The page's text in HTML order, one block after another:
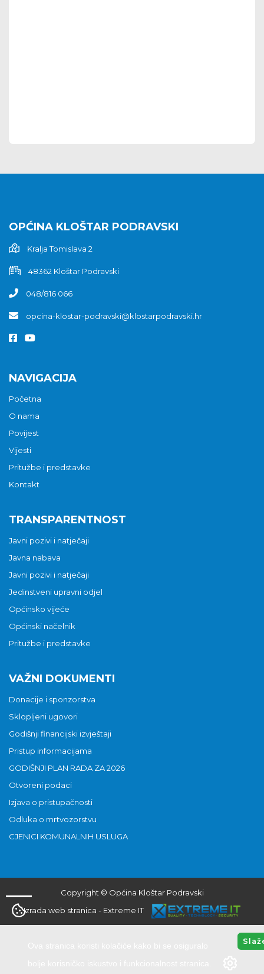
OPĆINA KLOŠTAR PODRAVSKI
Kralja Tomislava 2
48362 Kloštar Podravski
048/816 066
opcina-klostar-podravski@klostarpodravski.hr
NAVIGACIJA
Početna
O nama
Povijest
Vijesti
Pritužbe i predstavke
Kontakt
TRANSPARENTNOST
Javni pozivi i natječaji
Javna nabava
Javni pozivi i natječaji
Jedinstveni upravni odjel
Općinsko vijeće
Općinski načelnik
Pritužbe i predstavke
VAŽNI DOKUMENTI
Donacije i sponzorstva
Sklopljeni ugovori
Godišnji financijski izvještaji
Pristup informacijama
GODIŠNJI PLAN RADA ZA 2026
Otvoreni podaci
Izjava o pristupačnosti
Odluka o mrtvozorstvu
CJENICI KOMUNALNIH USLUGA
Copyright © Općina Kloštar Podravski
Izrada web stranica - Extreme IT